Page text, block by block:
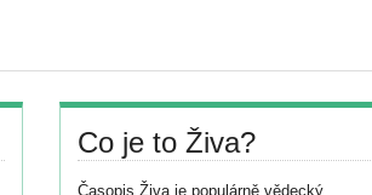
Co je to Živa?
Časopis Živa je populárně vědecký